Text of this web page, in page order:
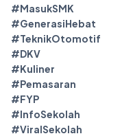
#MasukSMK
#GenerasiHebat
#TeknikOtomotif
#DKV
#Kuliner
#Pemasaran
#FYP
#InfoSekolah
#ViralSekolah